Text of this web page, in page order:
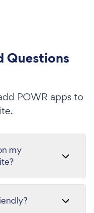
Questions
POWR apps to
my